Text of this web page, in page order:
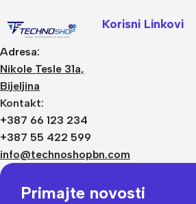
Adresa:
Nikole Tesle 31a,
Bijeljina
Kontakt:
+387 66 123 234
+387 55 422 599
info@technoshopbn.com
Korisni Linkovi
Primajte novosti